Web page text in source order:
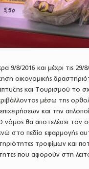
9/8/2016 και μέχρι τις
οικονομικής
και Τουρισμού το
μέσω της
και την
νόμος θα αποτελέσει τον
στο πεδίο εφαρμογής
τροφίμων και
που αφορούν στη